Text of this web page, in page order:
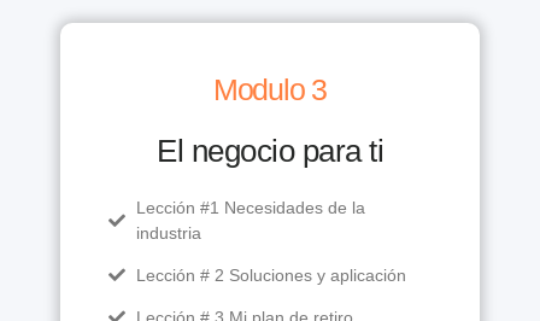
Modulo 3
El negocio para ti
Lección #1 Necesidades de la
industria
Lección # 2 Soluciones y aplicación
Lección # 3 Mi plan de retiro